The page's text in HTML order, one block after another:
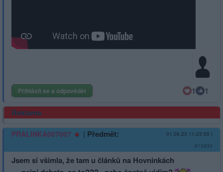
Přihlásit se a odpovědět 1 1
Reklama
PRALINKA007007 | Předmět: 01.06.23 11:23:55 |
#13930
Jsem si všimla, že tam u článků na Hovninkách